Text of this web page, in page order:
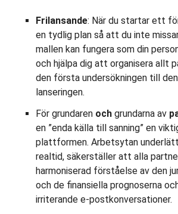
Frilansande: När du startar ett
en tydlig plan så att du inte
mallen kan fungera som din
och hjälpa dig att organisera allt
den första undersökningen till
lanseringen.
För grundaren och grundarna av
en ”enda källa till sanning” en
plattformen. Arbetsytan
realtid, säkerställer att alla
harmoniserad förståelse av den
och de finansiella prognoserna
irriterande e-postkonversationer.